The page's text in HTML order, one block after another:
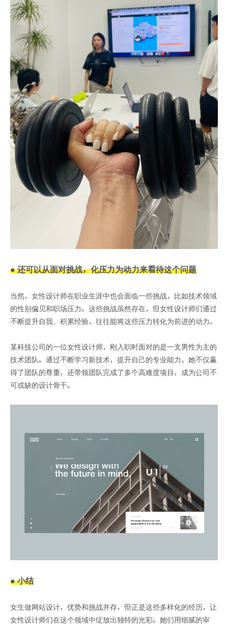
● 还可以从面对挑战，化压力为动力来看待这个问题
当然，女性设计师在职业生涯中也会面临一些挑战，比如技术领域
的性别偏见和职场压力。这些挑战虽然存在，但女性设计师们通过
不断提升自我、积累经验，往往能将这些压力转化为前进的动力。
某科技公司的一位女性设计师，刚入职时面对的是一支男性为主的
技术团队。通过不断学习新技术，提升自己的专业能力，她不仅赢
得了团队的尊重，还带领团队完成了多个高难度项目，成为公司不
可或缺的设计骨干。
● 小结
女生做网站设计，优势和挑战并存，但正是这些多样化的经历，让
女性设计师们在这个领域中绽放出独特的光彩。她们用细腻的审